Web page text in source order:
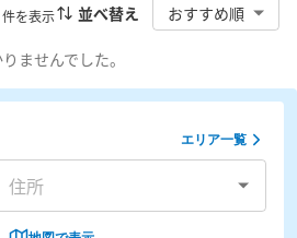
件を表示 並べ替え おすすめ順
ませんでした。
エリア一覧